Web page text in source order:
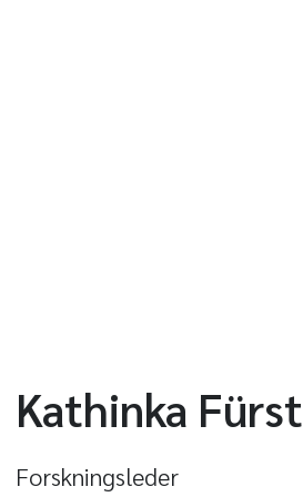
Kathinka Fürst
Forskningsleder